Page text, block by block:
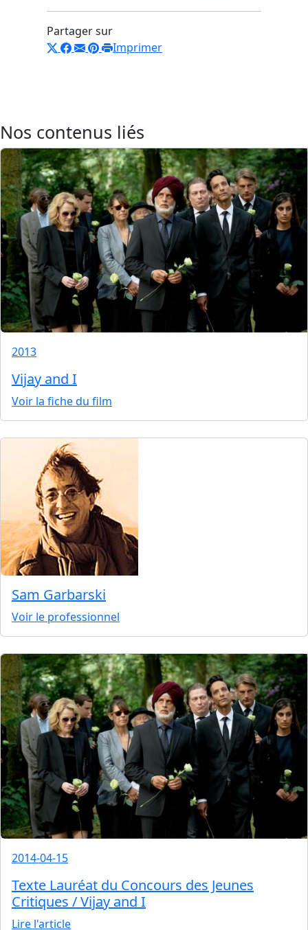
Partager sur
Imprimer
Nos contenus liés
2013
Vijay and I
Voir la fiche du film
Sam Garbarski
Voir le professionnel
2014-04-15
Texte Lauréat du Concours des Jeunes
Critiques / Vijay and I
Lire l'article